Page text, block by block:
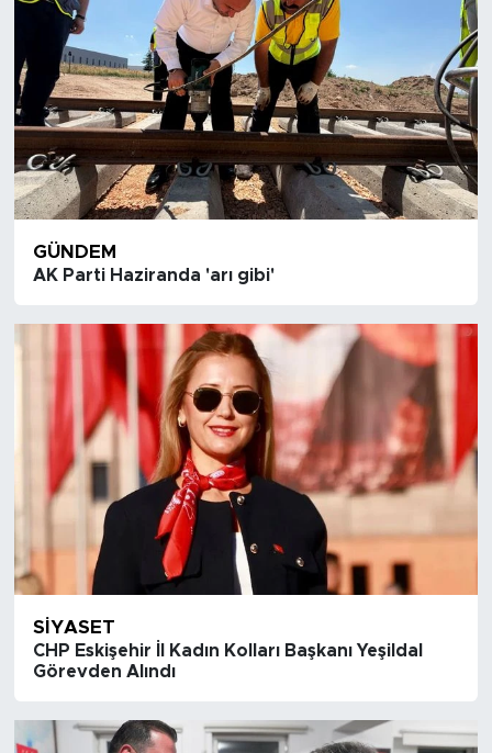
GÜNDEM
AK Parti Haziranda 'arı gibi'
SIYASET
CHP Eskişehir İl Kadın Kolları Başkanı Yeşildal
Görevden Alındı